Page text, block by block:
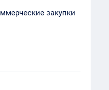
закупки